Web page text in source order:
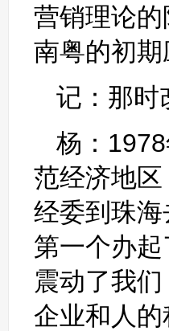
营销理论
南粤的初期
记：那时
杨：
范经济地
经委到珠
第一个办
震动了我
企业和人